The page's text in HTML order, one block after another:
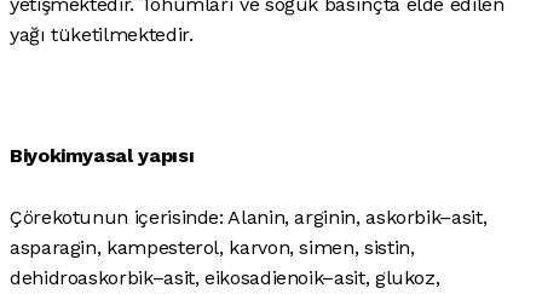
yağı tüketilmektedir.
Biyokimyasal yapısı
Çörekotunun içerisinde: Alanin, arginin, askorbik–asit,
asparagin, kampesterol, karvon, simen, sistin,
dehidroaskorbik–asit, eikosadienoik–asit, glukoz,